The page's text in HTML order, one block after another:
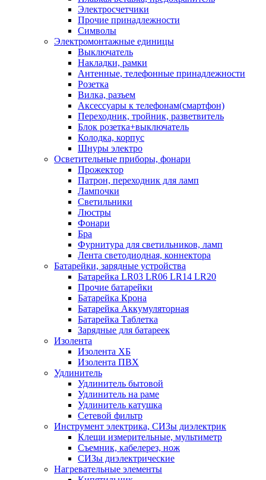
Электросчетчики
Прочие принадлежности
Символы
Электромонтажные единицы
Выключатель
Накладки, рамки
Антенные, телефонные принадлежности
Розетка
Вилка, разъем
Аксессуары к телефонам(смартфон)
Переходник, тройник, разветвитель
Блок розетка+выключатель
Колодка, корпус
Шнуры электро
Осветительные приборы, фонари
Прожектор
Патрон, переходник для ламп
Лампочки
Светильники
Люстры
Фонари
Бра
Фурнитура для светильников, ламп
Лента светодиодная, коннектора
Батарейки, зарядные устройства
Батарейка LR03 LR06 LR14 LR20
Прочие батарейки
Батарейка Крона
Батарейка Аккумуляторная
Батарейка Таблетка
Зарядные для батареек
Изолента
Изолента ХБ
Изолента ПВХ
Удлинитель
Удлинитель бытовой
Удлинитель на раме
Удлинитель катушка
Сетевой фильтр
Инструмент электрика, СИЗы диэлектрик
Клещи измерительные, мультиметр
Съемник, кабелерез, нож
СИЗы диэлектрические
Нагревательные элементы